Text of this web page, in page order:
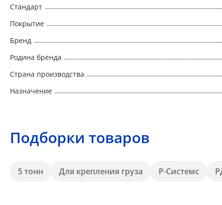
Стандарт
Покрытие
Бренд
Родина бренда
Страна производства
Назначение
Подборки товаров
5 тонн Для крепления груза Р-Системс